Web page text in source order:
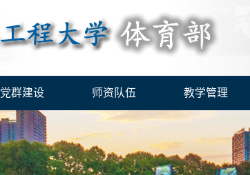
党群建设 师资队伍 教学管理